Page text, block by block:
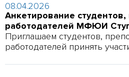
08.04.2026
Анкетирование
работодателей МФЮИ
Приглашаем студентов,
работодателей принять